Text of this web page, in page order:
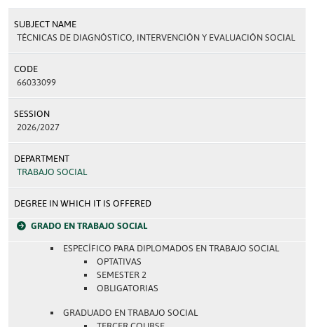
SUBJECT NAME
TÉCNICAS DE DIAGNÓSTICO, INTERVENCIÓN Y EVALUACIÓN SOCIAL
CODE
66033099
SESSION
2026/2027
DEPARTMENT
TRABAJO SOCIAL
DEGREE IN WHICH IT IS OFFERED
GRADO EN TRABAJO SOCIAL
ESPECÍFICO PARA DIPLOMADOS EN TRABAJO SOCIAL
OPTATIVAS
SEMESTER 2
OBLIGATORIAS
GRADUADO EN TRABAJO SOCIAL